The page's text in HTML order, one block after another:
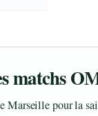
matchs
Marseille pour la